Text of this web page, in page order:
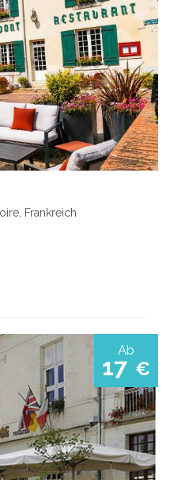
Frankreich
Ab
17 €